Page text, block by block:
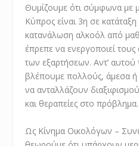
Θυμίζουμε ότι σύμφωνα με
Κύπρος είναι 3η σε
κατανάλωση αλκοόλ από
έπρεπε να ενεργοποιεί
των εξαρτήσεων. Αντ’ αυτού
βλέπουμε πολλούς, άμεσα
να ανταλλάζουν
και θεραπείες στο πρόβλημα.
Ως Κίνημα Οικολόγων –